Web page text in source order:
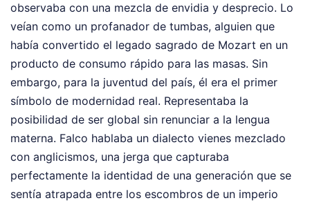
observaba con una mezcla de envidia y desprecio. Lo
veían como un profanador de tumbas, alguien que
había convertido el legado sagrado de Mozart en un
producto de consumo rápido para las masas. Sin
embargo, para la juventud del país, él era el primer
símbolo de modernidad real. Representaba la
posibilidad de ser global sin renunciar a la lengua
materna. Falco hablaba un dialecto vienes mezclado
con anglicismos, una jerga que capturaba
perfectamente la identidad de una generación que se
sentía atrapada entre los escombros de un imperio